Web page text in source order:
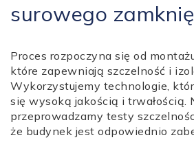
surowego
Proces rozpoczyna się od
które zapewniają szczelność i
Wykorzystujemy technologie,
się wysoką jakością i trwałością.
przeprowadzamy testy
że budynek jest odpowiednio